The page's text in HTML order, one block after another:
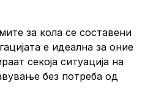
за кола се составени
е идеална за оние
секоја ситуација на
без потреба од